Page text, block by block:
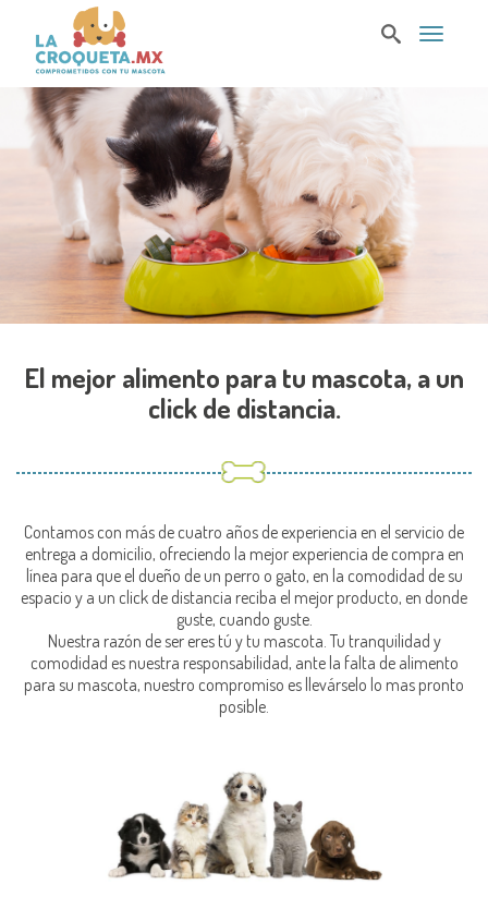
T
n
El mejor alimento para tu mascota, a un
click de distancia.
Contamos con más de cuatro años de experiencia en el servicio de
entrega a domicilio, ofreciendo la mejor experiencia de compra en
línea para que el dueño de un perro o gato, en la comodidad de su
espacio y a un click de distancia reciba el mejor producto, en donde
guste, cuando guste.
Nuestra razón de ser eres tú y tu mascota. Tu tranquilidad y
comodidad es nuestra responsabilidad, ante la falta de alimento
para su mascota, nuestro compromiso es llevárselo lo mas pronto
posible.